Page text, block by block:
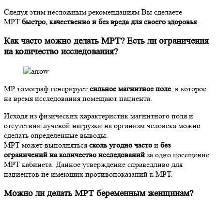
Следуя этим несложным рекомендациям Вы сделаете
МРТ быстро, качественно и без вреда для своего здоровья.
Как часто можно делать МРТ? Есть ли ограничения
на количество исследования?
МР томограф генерирует сильное магнитное поле, в которое
на время исследования помещают пациента.
Исходя из физических характеристик магнитного поля и
отсутствии лучевой нагрузки на организм человека можно
сделать определенные выводы.
МРТ может выполняться сколь угодно часто и без
ограничений на количество исследований за одно посещение
МРТ кабинета. Данное утверждение справедливо для
пациентов не имеющих противопоказаний к МРТ.
Можно ли делать МРТ беременным женщинам?